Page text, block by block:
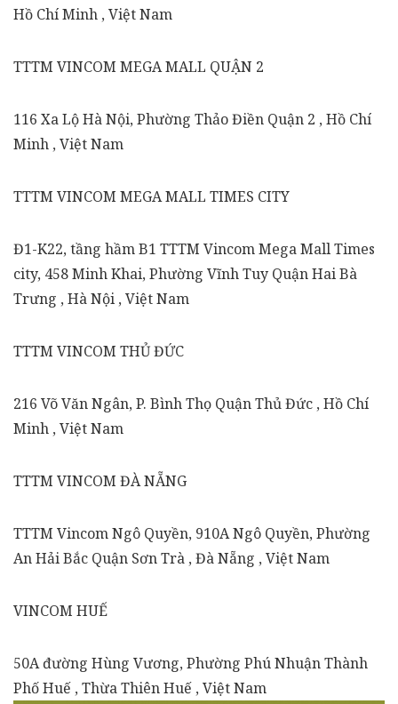
Hồ Chí Minh , Việt Nam
TTTM VINCOM MEGA MALL QUẬN 2
116 Xa Lộ Hà Nội, Phường Thảo Điền Quận 2 , Hồ Chí
Minh , Việt Nam
TTTM VINCOM MEGA MALL TIMES CITY
Đ1-K22, tầng hầm B1 TTTM Vincom Mega Mall Times
city, 458 Minh Khai, Phường Vĩnh Tuy Quận Hai Bà
Trưng , Hà Nội , Việt Nam
TTTM VINCOM THỦ ĐỨC
216 Võ Văn Ngân, P. Bình Thọ Quận Thủ Đức , Hồ Chí
Minh , Việt Nam
TTTM VINCOM ĐÀ NẴNG
TTTM Vincom Ngô Quyền, 910A Ngô Quyền, Phường
An Hải Bắc Quận Sơn Trà , Đà Nẵng , Việt Nam
VINCOM HUẾ
50A đường Hùng Vương, Phường Phú Nhuận Thành
Phố Huế , Thừa Thiên Huế , Việt Nam